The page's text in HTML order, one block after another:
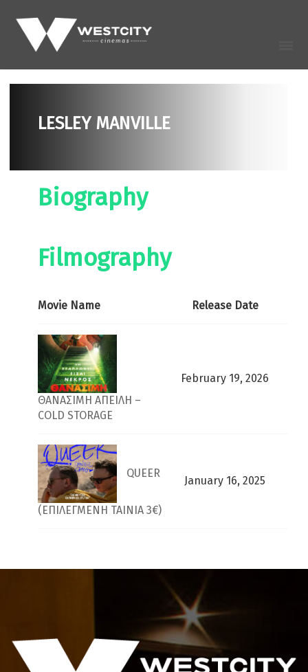
LESLEY MANVILLE
Biography
Filmography
Movie Name Release Date
ΘΑΝΑΣΙΜΗ ΑΠΕΙΛΗ –
COLD STORAGE
February 19, 2026
QUEER
(ΕΠΙΛΕΓΜΕΝΗ ΤΑΙΝΙΑ 3€)
January 16, 2025